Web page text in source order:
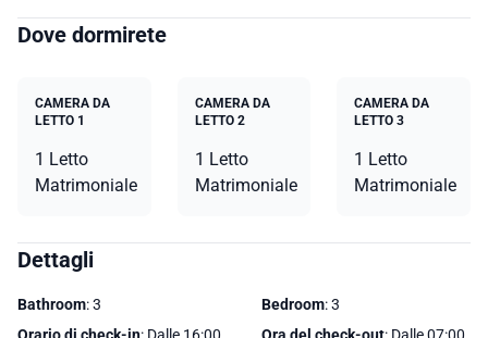
Dove dormirete
CAMERA DA
LETTO 1
1 Letto
Matrimoniale
CAMERA DA
LETTO 2
1 Letto
Matrimoniale
CAMERA DA
LETTO 3
1 Letto
Matrimoniale
Dettagli
Bathroom: 3 Bedroom: 3